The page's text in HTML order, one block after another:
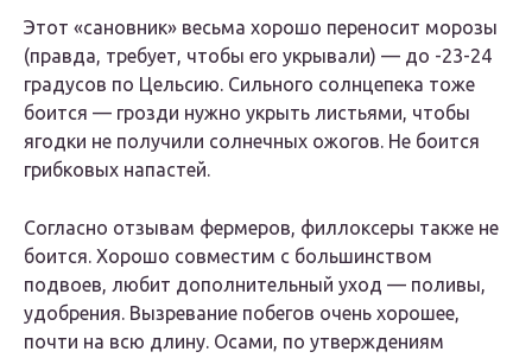
Этот «сановник» весьма хорошо переносит морозы
(правда, требует, чтобы его укрывали) — до -23-24
градусов по Цельсию. Сильного солнцепека тоже
боится — грозди нужно укрыть листьями, чтобы
ягодки не получили солнечных ожогов. Не боится
грибковых напастей.
Согласно отзывам фермеров, филлоксеры также не
боится. Хорошо совместим с большинством
подвоев, любит дополнительный уход — поливы,
удобрения. Вызревание побегов очень хорошее,
почти на всю длину. Осами, по утверждениям